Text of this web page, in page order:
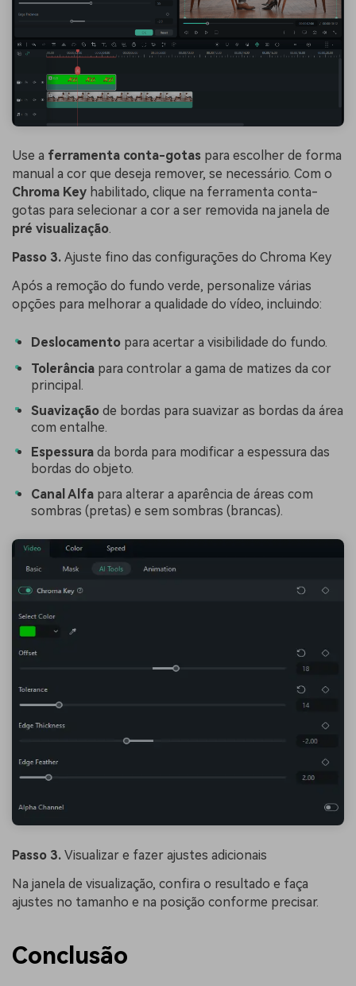
Use a ferramenta conta-gotas para escolher de forma
manual a cor que deseja remover, se necessário. Com o
Chroma Key habilitado, clique na ferramenta conta-
gotas para selecionar a cor a ser removida na janela de
pré visualização.
Passo 3. Ajuste fino das configurações do Chroma Key
Após a remoção do fundo verde, personalize várias
opções para melhorar a qualidade do vídeo, incluindo:
Deslocamento para acertar a visibilidade do fundo.
Tolerância para controlar a gama de matizes da cor
principal.
Suavização de bordas para suavizar as bordas da área
com entalhe.
Espessura da borda para modificar a espessura das
bordas do objeto.
Canal Alfa para alterar a aparência de áreas com
sombras (pretas) e sem sombras (brancas).
Passo 3. Visualizar e fazer ajustes adicionais
Na janela de visualização, confira o resultado e faça
ajustes no tamanho e na posição conforme precisar.
Conclusão